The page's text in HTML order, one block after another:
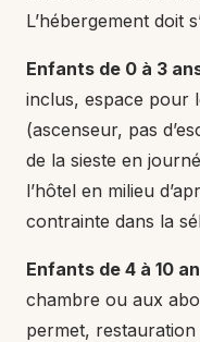
L’hébergement doit
Enfants de 0 à 3
inclus, espace pour
(ascenseur, pas
de la sieste en
l’hôtel en milieu
contrainte dans la
Enfants de 4 à 10
chambre ou aux
permet,